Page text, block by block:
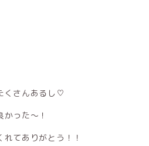
くさんあるし♡
った〜！
てありがとう！！